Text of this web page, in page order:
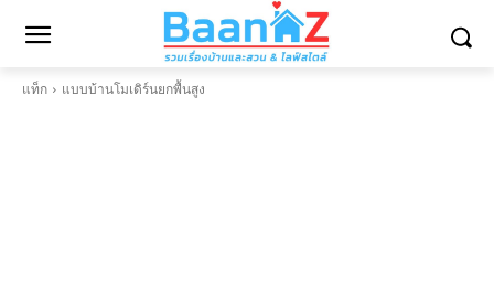
แท็ก แบบบ้านโมเดิร์นยกพื้นสูง